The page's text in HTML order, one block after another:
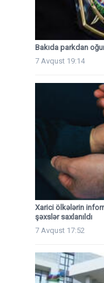
Bakıda parkdan
7 Avqust 19:14
Xarici ölkələrin
şəxslər saxlanıldı
7 Avqust 17:52